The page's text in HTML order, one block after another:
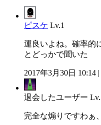
ピスケ Lv.1
運良いよね。確率的
とどっかで聞いた
2017年3月30日 10:14 |
退会したユーザー
完全な煽りですわぁ